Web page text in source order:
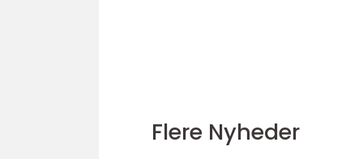
Flere Nyheder